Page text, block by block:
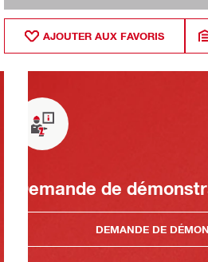
AJOUTER AUX FAVORIS
Demande de
DEMANDE DE